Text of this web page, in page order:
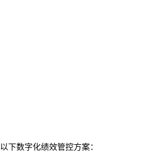
下数字化绩效管控方案：